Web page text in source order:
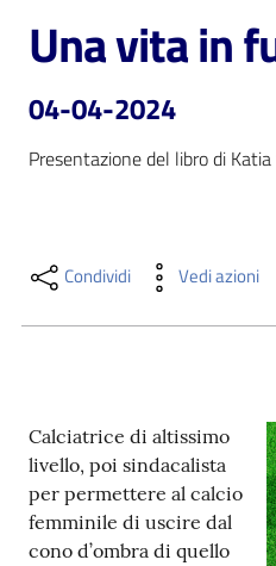
Cosa
puoi
fare
contenuti
Salta al contenuto
Una vita in
04-04-2024
Presentazione del libro di
Condividi Vedi azioni
Calciatrice di altissimo
livello, poi sindacalista
per permettere al calcio
femminile di uscire dal
cono d’ombra di quello